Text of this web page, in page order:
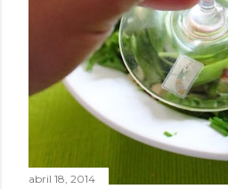
abril 18, 2014